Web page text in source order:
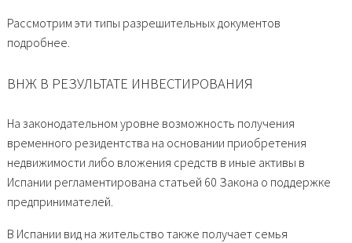
Рассмотрим эти типы разрешительных документов
подробнее.
ВНЖ В РЕЗУЛЬТАТЕ ИНВЕСТИРОВАНИЯ
На законодательном уровне возможность получения
временного резидентства на основании приобретения
недвижимости либо вложения средств в иные активы в
Испании регламентирована статьей 60 Закона о поддержке
предпринимателей.
В Испании вид на жительство также получает семья